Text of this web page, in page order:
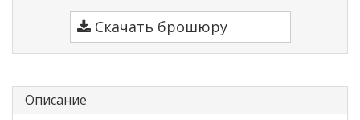
Скачать брошюру
Описание